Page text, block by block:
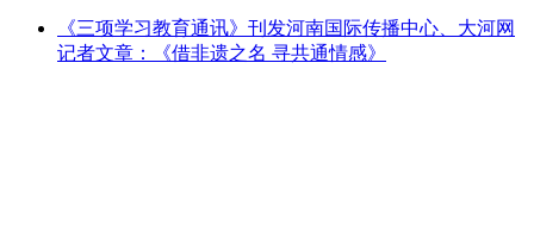
《三项学习教育通讯》刊发河南国际传播中心、大河网
记者文章：《借非遗之名 寻共通情感》